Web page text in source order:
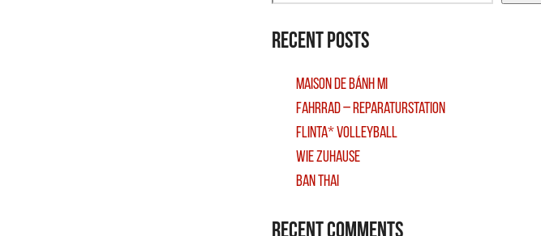
Recent Posts
Maison De Bánh Mi
Fahrrad – Reparaturstation
FLINTA* Volleyball
Wie Zuhause
Ban Thai